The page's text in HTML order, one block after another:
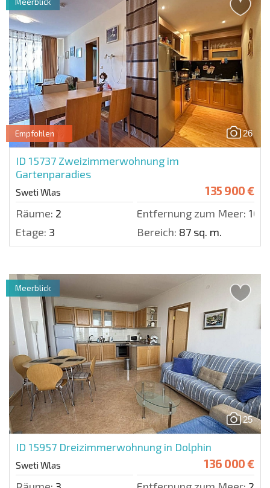
26
Empfohlen
ID 15737 Zweizimmerwohnung im
Gartenparadies
Sweti Wlas 135 900 €
Räume: 2 Entfernung zum Meer: 100
Etage: 3 Bereich: 87 sq. m.
Meerblick
25
ID 15957 Dreizimmerwohnung in Dolphin
Sweti Wlas 136 000 €
Meerblick